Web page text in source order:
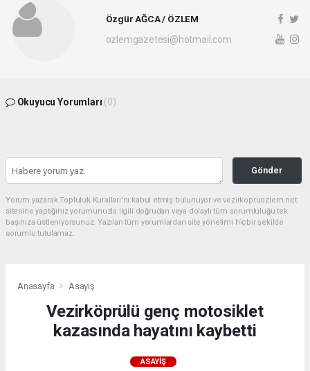
Özgür AĞCA / ÖZLEM
ozlemgazetesi@hotmail.com
Okuyucu Yorumları (0)
Gönder
Yorum yazarak Topluluk Kuralları’nı kabul etmiş bulunuyor ve vezirkopruozlem.net
sitesine yaptığınız yorumunuzla ilgili doğrudan veya dolaylı tüm sorumluluğu tek
başınıza üstleniyorsunuz. Yazılan tüm yorumlardan site yönetimi hiçbir şekilde
sorumlu tutulamaz.
Anasayfa Asayiş
Vezirköprülü genç motosiklet
kazasında hayatını kaybetti
ASAYIŞ